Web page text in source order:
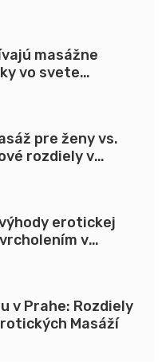
masážne
vo svete
pre ženy vs.
rozdiely v
erotickej
v
v Prahe: Rozdiely
Masáží